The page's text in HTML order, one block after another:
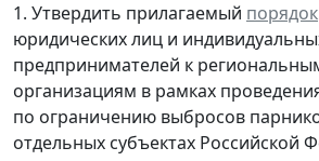
1. Утвердить прилагаемый порядок
юридических лиц и
предпринимателей к
организациям в рамках
по ограничению выбросов
отдельных субъектах Российской